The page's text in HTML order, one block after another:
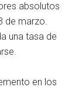
absolutos
de marzo.
una tasa de
en los